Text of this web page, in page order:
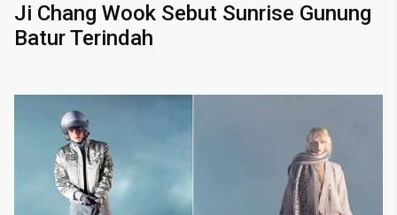
Ji Chang Wook Sebut Sunrise Gunung
Batur Terindah